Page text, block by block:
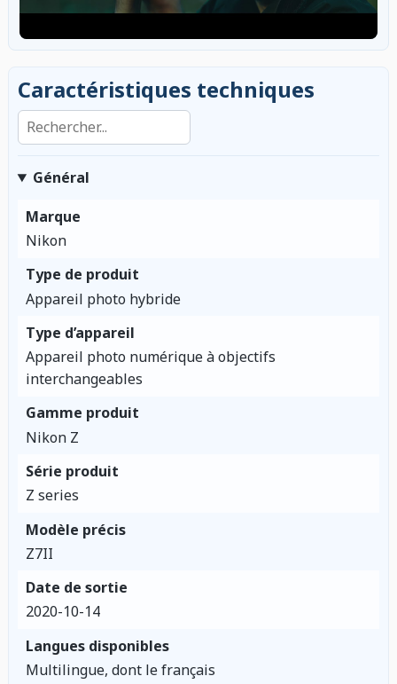
Caractéristiques techniques
Rechercher dans les caractéristiques
Général
Marque
Nikon
Type de produit
Appareil photo hybride
Type d’appareil
Appareil photo numérique à objectifs
interchangeables
Gamme produit
Nikon Z
Série produit
Z series
Modèle précis
Z7II
Date de sortie
2020-10-14
Langues disponibles
Multilingue, dont le français